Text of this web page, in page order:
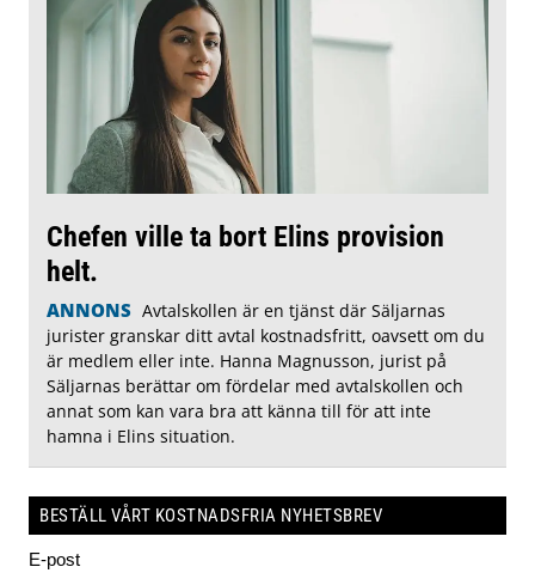
Chefen ville ta bort Elins provision
helt.
ANNONS Avtalskollen är en tjänst där Säljarnas
jurister granskar ditt avtal kostnadsfritt, oavsett om du
är medlem eller inte. Hanna Magnusson, jurist på
Säljarnas berättar om fördelar med avtalskollen och
annat som kan vara bra att känna till för att inte
hamna i Elins situation.
BESTÄLL VÅRT KOSTNADSFRIA NYHETSBREV
E-post